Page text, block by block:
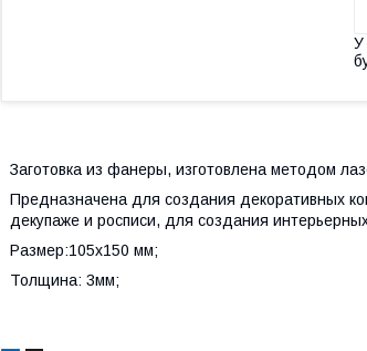
У
Заготовка из фанеры, изготовлена методом
Предназначена для создания декоративных
декупаже и росписи, для создания
Размер:105х150 мм;
Толщина: 3мм;